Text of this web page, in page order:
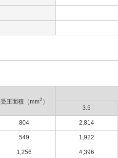
受圧面積（mm2 ）
3.5
804 2,814
549 1,922
1,256 4,396